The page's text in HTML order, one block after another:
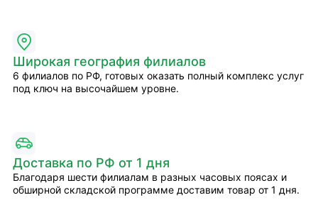
Широкая география филиалов
6 филиалов по РФ, готовых оказать полный комплекс услуг
под ключ на высочайшем уровне.
Доставка по РФ от 1 дня
Благодаря шести филиалам в разных часовых поясах и
обширной складской программе доставим товар от 1 дня.